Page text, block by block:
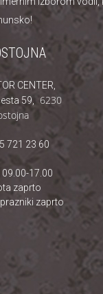
CENTER,
59,
6230
721 23 60
17.00
zaprto
zaprto